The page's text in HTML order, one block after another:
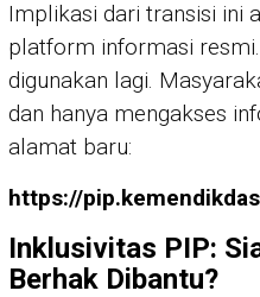
Implikasi dari transisi ini
platform informasi
digunakan lagi.
dan hanya mengakses
alamat baru:
https://
Inklusivitas PIP:
Berhak Dibantu?